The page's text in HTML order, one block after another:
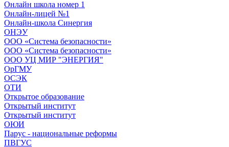
Онлайн школа номер 1
Онлайн-лицей №1
Онлайн-школа Синергия
ОНЭУ
ООО «Система безопасности»
ООО «Система безопасности»
ООО УЦ МИР "ЭНЕРГИЯ"
ОрГМУ
ОСЭК
ОТИ
Открытое образование
Открытый институт
Открытый институт
ОЮИ
Парус - национальные реформы
ПВГУС